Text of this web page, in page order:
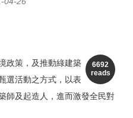
6692
reads
政策，及推動綠建築
選活動之方式，以表
師及起造人，進而激發全民對